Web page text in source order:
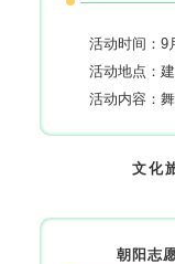
活动时间：9
活动地点：
活动内容：
文化
朝阳志